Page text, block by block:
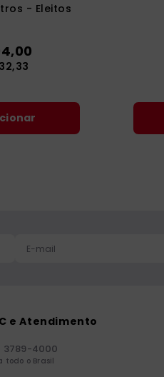
- Eleitos
,00
32,33
e Atendimento
3789-4000
todo o Brasil